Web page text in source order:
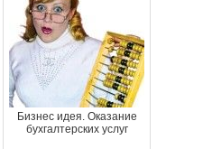
Бизнес идея. Оказание
бухгалтерских услуг